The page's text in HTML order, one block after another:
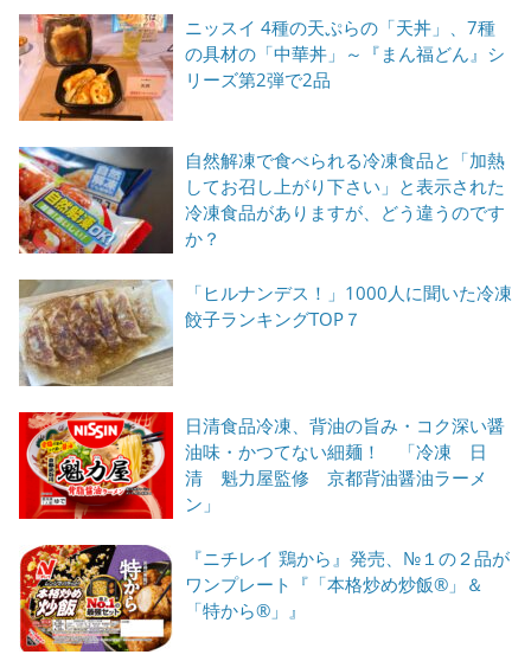
ニッスイ 4種の天ぷらの「天丼」、7種
の具材の「中華丼」～『まん福どん』シ
リーズ第2弾で2品
自然解凍で食べられる冷凍食品と「加熱
してお召し上がり下さい」と表示された
冷凍食品がありますが、どう違うのです
か？
「ヒルナンデス！」1000人に聞いた冷凍
餃子ランキングTOP７
日清食品冷凍、背油の旨み・コク深い醤
油味・かつてない細麺！ 「冷凍 日
清 魁力屋監修 京都背油醤油ラーメ
ン」
『ニチレイ 鶏から』発売、№１の２品が
ワンプレート『「本格炒め炒飯®」＆
「特から®」』